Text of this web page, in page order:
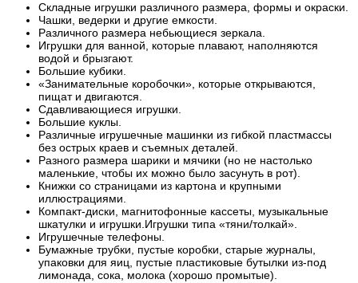
Складные игрушки различного размера, формы и окраски.
Чашки, ведерки и другие емкости.
Различного размера небьющиеся зеркала.
Игрушки для ванной, которые плавают, наполняются
водой и брызгают.
Большие кубики.
«Занимательные коробочки», которые открываются,
пищат и двигаются.
Сдавливающиеся игрушки.
Большие куклы.
Различные игрушечные машинки из гибкой пластмассы
без острых краев и съемных деталей.
Разного размера шарики и мячики (но не настолько
маленькие, чтобы их можно было засунуть в рот).
Книжки со страницами из картона и крупными
иллюстрациями.
Компакт-диски, магнитофонные кассеты, музыкальные
шкатулки и игрушки.Игрушки типа «тяни/толкай».
Игрушечные телефоны.
Бумажные трубки, пустые коробки, старые журналы,
упаковки для яиц, пустые пластиковые бутылки из-под
лимонада, сока, молока (хорошо промытые).